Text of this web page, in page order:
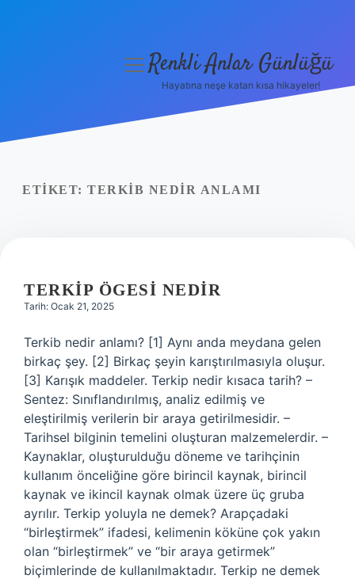
Yasal Uyarı
menüyüRenkli Anlar Günlüğü
Hayatına neşe katan kısa hikayeler!
ETIKET: TERKIB NEDIR ANLAMI
TERKIP ÖGESI NEDIR
Tarih: Ocak 21, 2025
Terkib nedir anlamı? [1] Aynı anda meydana gelen
birkaç şey. [2] Birkaç şeyin karıştırılmasıyla oluşur.
[3] Karışık maddeler. Terkip nedir kısaca tarih? –
Sentez: Sınıflandırılmış, analiz edilmiş ve
eleştirilmiş verilerin bir araya getirilmesidir. –
Tarihsel bilginin temelini oluşturan malzemelerdir. –
Kaynaklar, oluşturulduğu döneme ve tarihçinin
kullanım önceliğine göre birincil kaynak, birincil
kaynak ve ikincil kaynak olmak üzere üç gruba
ayrılır. Terkip yoluyla ne demek? Arapçadaki
“birleştirmek” ifadesi, kelimenin köküne çok yakın
olan “birleştirmek” ve “bir araya getirmek”
biçimlerinde de kullanılmaktadır. Terkip ne demek